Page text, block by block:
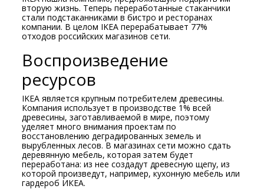
вторую жизнь. Теперь переработанные стаканчики
стали подстаканниками в бистро и ресторанах
компании. В целом IKEA перерабатывает 77%
отходов российских магазинов сети.
Воспроизведение
ресурсов
IKEA является крупным потребителем древесины.
Компания использует в производстве 1% всей
древесины, заготавливаемой в мире, поэтому
уделяет много внимания проектам по
восстановлению деградированных земель и
вырубленных лесов. В магазинах сети можно сдать
деревянную мебель, которая затем будет
переработана: из нее создадут древесную щепу, из
которой произведут, например, кухонную мебель или
гардероб ИКЕА.